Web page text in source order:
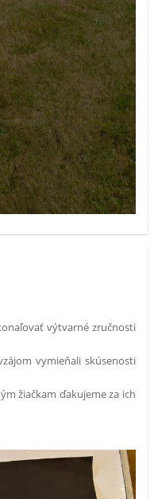
výtvarné zručnosti
vymieňali skúsenosti
žiačkam ďakujeme za ich